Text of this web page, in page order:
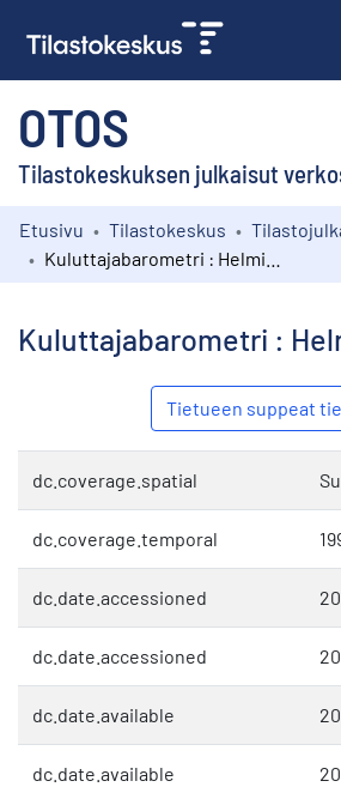
OTOS
Tilastokeskuksen julkaisut
Kokoelmat
Etusivu Tilastokeskus
Kuluttajabarometri :
Tietueen suppeat
dc.coverage.spatial
dc.coverage.temporal
dc.date.accessioned
dc.date.accessioned
dc.date.available
dc.date.available